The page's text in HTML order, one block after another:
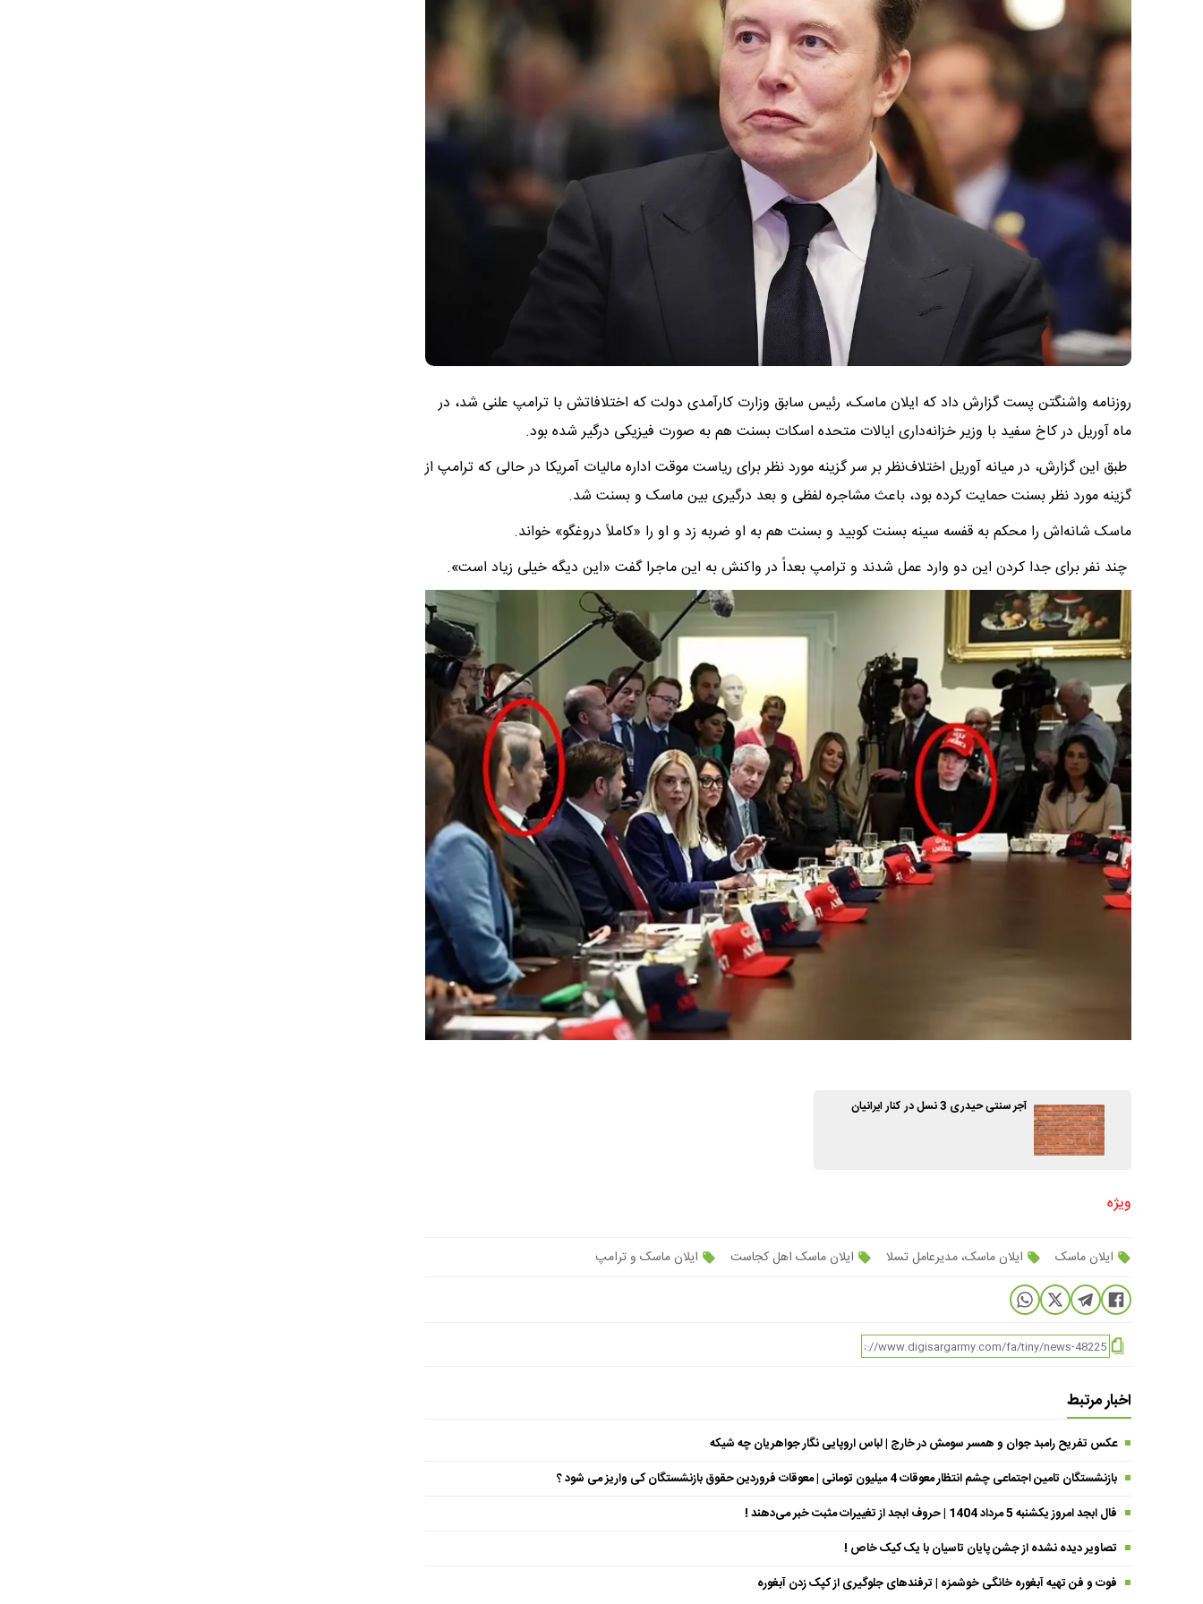
روزنامه واشنگتن پست گزارش داد که ایلان ماسک، رئیس سابق وزارت کارآمدی دولت که اختلافاتش با ترامپ علنی شد، در
ماه آوریل در کاخ سفید با وزیر خزانه‌داری ایالات متحده اسکات بسنت هم به صورت فیزیکی درگیر شده بود.
طبق این گزارش، در میانه آوریل اختلاف‌نظر بر سر گزینه مورد نظر برای ریاست موقت اداره مالیات آمریکا در حالی که ترامپ از
گزینه مورد نظر بسنت حمایت کرده بود، باعث مشاجره لفظی و بعد درگیری بین‌ ماسک و بسنت شد.
ماسک شانه‌اش را محکم به قفسه سینه بسنت کوبید و بسنت هم به او ضربه زد و او را «کاملاً دروغگو» خواند.
چند نفر برای جدا کردن این دو وارد عمل شدند و ترامپ بعداً در واکنش به این ماجرا گفت «این دیگه خیلی زیاد است».
آجر سنتی حیدری 3 نسل در کنار ایرانیان
ویژه
ایلان ماسک ایلان ماسک، مدیرعامل تسلا ایلان ماسک اهل کجاست ایلان ماسک و ترامپ
اخبار مرتبط
عکس تفریح رامبد جوان و همسر سومش در خارج | لباس اروپایی نگار جواهریان چه شیکه
بازنشستگان تامین اجتماعی چشم انتظار معوقات 4 میلیون تومانی | معوقات فروردین حقوق بازنشستگان کی واریز می شود ؟
فال ابجد امروز یکشنبه 5 مرداد 1404 | حروف ابجد از تغییرات مثبت خبر می‌دهند !
تصاویر دیده نشده از جشن پایان تاسیان با یک کیک خاص !
فوت و فن تهیه آبغوره خانگی خوشمزه | ترفندهای جلوگیری از کپک زدن آبغوره